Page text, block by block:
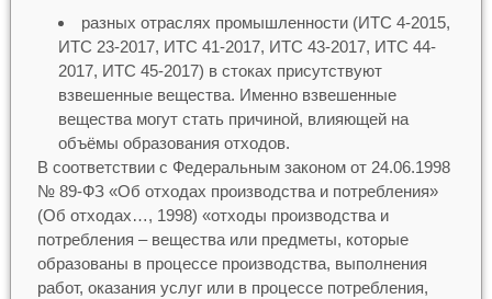
разных отраслях промышленности (ИТС 4-2015,
ИТС 23-2017, ИТС 41-2017, ИТС 43-2017, ИТС 44-
2017, ИТС 45-2017) в стоках присутствуют
взвешенные вещества. Именно взвешенные
вещества могут стать причиной, влияющей на
объёмы образования отходов.
В соответствии с Федеральным законом от 24.06.1998
№ 89-ФЗ «Об отходах производства и потребления»
(Об отходах…, 1998) «отходы производства и
потребления – вещества или предметы, которые
образованы в процессе производства, выполнения
работ, оказания услуг или в процессе потребления,